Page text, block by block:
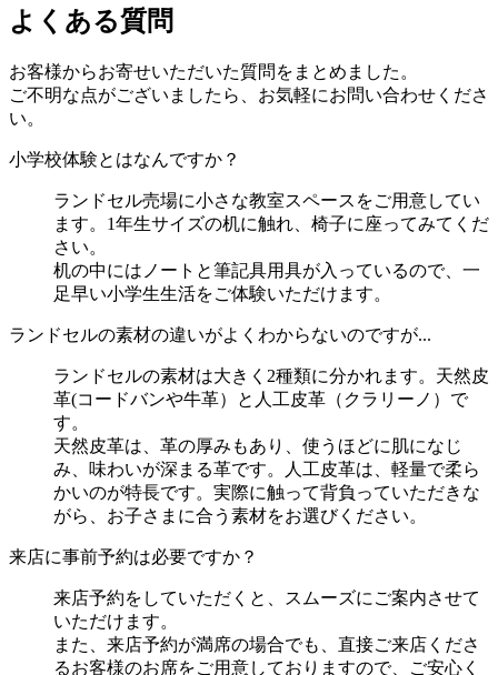
よくある質問
お客様からお寄せいただいた質問をまとめました。
ご不明な点がございましたら、お気軽にお問い合わせくださ
い。
小学校体験とはなんですか？
ランドセル売場に小さな教室スペースをご用意してい
ます。1年生サイズの机に触れ、椅子に座ってみてくだ
さい。
机の中にはノートと筆記具用具が入っているので、一
足早い小学生生活をご体験いただけます。
ランドセルの素材の違いがよくわからないのですが...
ランドセルの素材は大きく2種類に分かれます。天然皮
革(コードバンや牛革）と人工皮革（クラリーノ）で
す。
天然皮革は、革の厚みもあり、使うほどに肌になじ
み、味わいが深まる革です。人工皮革は、軽量で柔ら
かいのが特長です。実際に触って背負っていただきな
がら、お子さまに合う素材をお選びください。
来店に事前予約は必要ですか？
来店予約をしていただくと、スムーズにご案内させて
いただけます。
また、来店予約が満席の場合でも、直接ご来店くださ
るお客様のお席をご用意しておりますので、ご安心く